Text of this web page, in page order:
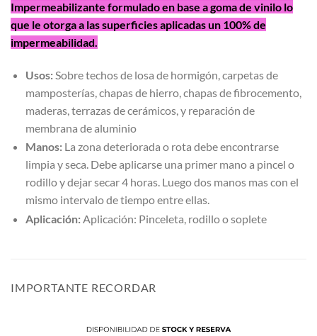
Impermeabilizante formulado en base a goma de vinilo lo
que le otorga a las superficies aplicadas un 100% de
impermeabilidad.
Usos:Sobre techos de losa de hormigón, carpetas de
mamposterías, chapas de hierro, chapas de fibrocemento,
maderas, terrazas de cerámicos, y reparación de
membrana de aluminio
Manos:La zona deteriorada o rota debe encontrarse
limpia y seca. Debe aplicarse una primer mano a pincel o
rodillo y dejar secar 4 horas. Luego dos manos mas con el
mismo intervalo de tiempo entre ellas.
Aplicación:Aplicación: Pinceleta, rodillo o soplete
IMPORTANTE RECORDAR